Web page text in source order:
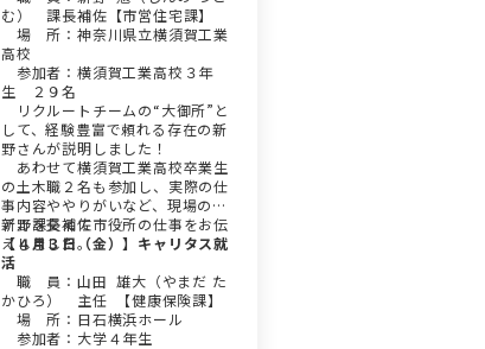
む） 課長補佐【市営住宅課】
場 所：神奈川県立横須賀工業
高校
参加者：横須賀工業高校３年
生 ２９名
リクルートチームの“大御所”と
して、経験豊富で頼れる存在の新
野さんが説明しました！
あわせて横須賀工業高校卒業生
の土木職２名も参加し、実際の仕
事内容ややりがいなど、現場のリ
アルを交えて市役所の仕事をお伝
えしました。
新野課長補佐
【４月３日（金）】キャリタス就
活
職 員：山田 雄大（やまだ た
かひろ） 主任 【健康保険課】
場 所：日石横浜ホール
参加者：大学４年生